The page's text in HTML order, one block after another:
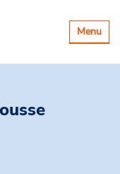
Basculer
la
Menu